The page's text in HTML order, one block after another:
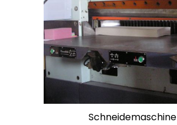
Schneidemaschine